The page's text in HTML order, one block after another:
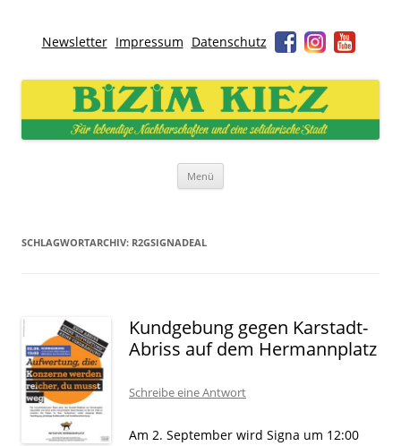
Newsletter Impressum Datenschutz
Bizim Kiez – Unser Kiez
Für lebendige Nachbarschaften und eine solidarische Stadt
Menü
SCHLAGWORTARCHIV: R2GSIGNADEAL
Kundgebung gegen Karstadt-
Abriss auf dem Hermannplatz
Schreibe eine Antwort
Am 2. September wird Signa um 12:00